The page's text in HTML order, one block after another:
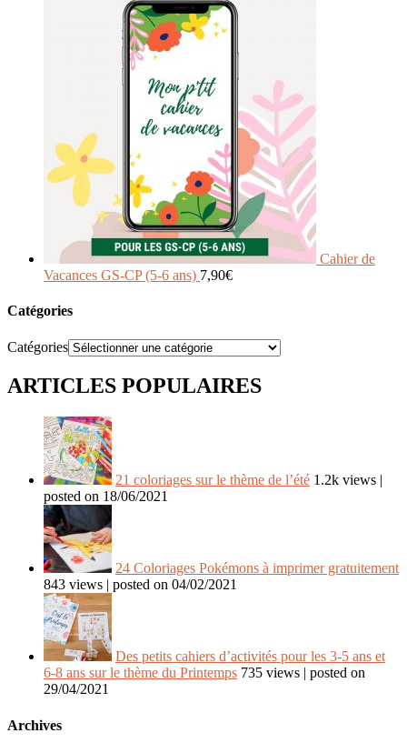
Cahier de
Vacances GS-CP (5-6 ans) 7,90€
Catégories
Catégories
ARTICLES POPULAIRES
21 coloriages sur le thème de l’été 1.2k views |
posted on 18/06/2021
24 Coloriages Pokémons à imprimer gratuitement
843 views | posted on 04/02/2021
Des petits cahiers d’activités pour les 3-5 ans et
6-8 ans sur le thème du Printemps 735 views | posted on
29/04/2021
Archives